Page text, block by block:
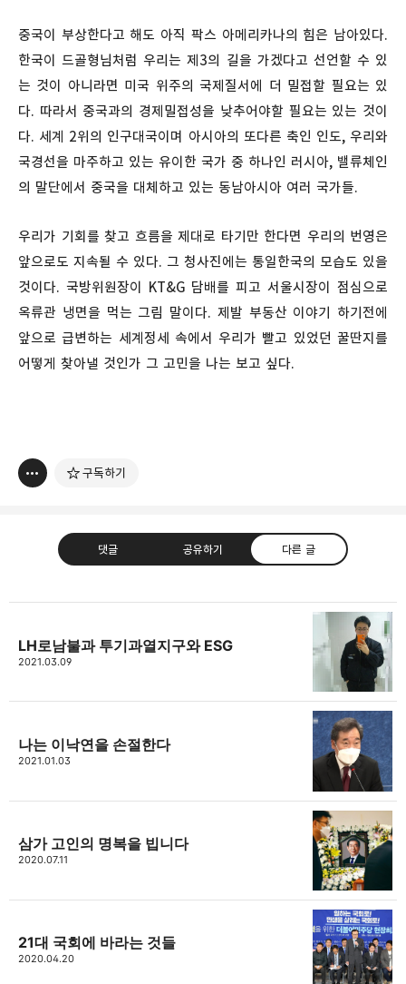
중국이 부상한다고 해도 아직 팍스 아메리카나의 힘은 남아있다.
한국이 드골형님처럼 우리는 제3의 길을 가겠다고 선언할 수 있
는 것이 아니라면 미국 위주의 국제질서에 더 밀접할 필요는 있
다. 따라서 중국과의 경제밀접성을 낮추어야할 필요는 있는 것이
다. 세계 2위의 인구대국이며 아시아의 또다른 축인 인도, 우리와
국경선을 마주하고 있는 유이한 국가 중 하나인 러시아, 밸류체인
의 말단에서 중국을 대체하고 있는 동남아시아 여러 국가들.
우리가 기회를 찾고 흐름을 제대로 타기만 한다면 우리의 번영은
앞으로도 지속될 수 있다. 그 청사진에는 통일한국의 모습도 있을
것이다. 국방위원장이 KT&G 담배를 피고 서울시장이 점심으로
옥류관 냉면을 먹는 그림 말이다. 제발 부동산 이야기 하기전에
앞으로 급변하는 세계정세 속에서 우리가 빨고 있었던 꿀딴지를
어떻게 찾아낼 것인가 그 고민을 나는 보고 싶다.
구독하기
댓글 공유하기 다른 글
thebravepost.com
트위터
LH로남불과 투기과열지구와 ESG
2021.03.09
나는 이낙연을 손절한다
2021.01.03
삼가 고인의 명복을 빕니다
2020.07.11
21대 국회에 바라는 것들
2020.04.20